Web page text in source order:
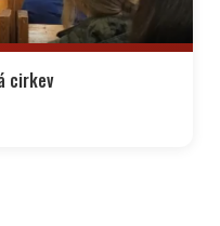
cirkev